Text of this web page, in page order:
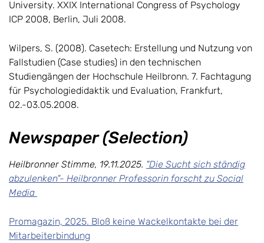
University. XXIX International Congress of Psychology
ICP 2008, Berlin, Juli 2008.
Wilpers, S. (2008). Casetech: Erstellung und Nutzung von
Fallstudien (Case studies) in den technischen
Studiengängen der Hochschule Heilbronn. 7. Fachtagung
für Psychologiedidaktik und Evaluation, Frankfurt,
02.-03.05.2008.
Newspaper (Selection)
Heilbronner Stimme, 19.11.2025. "Die Sucht sich ständig
abzulenken"- Heilbronner Professorin forscht zu Social
Media
Promagazin, 2025. Bloß keine Wackelkontakte bei der
Mitarbeiterbindung